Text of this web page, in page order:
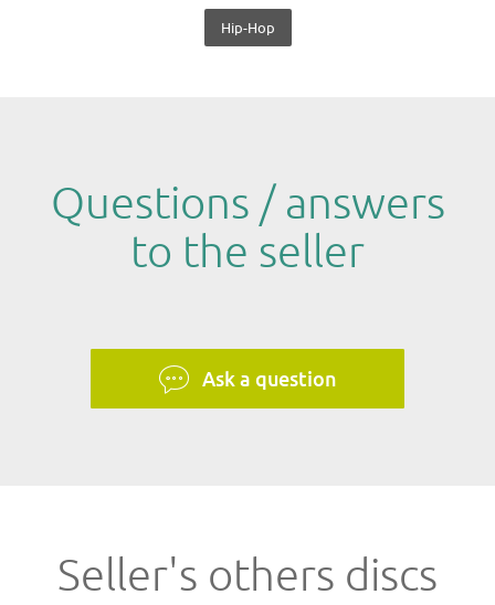
Hip-Hop
Questions / answers
to the seller
Ask a question
Seller's others discs